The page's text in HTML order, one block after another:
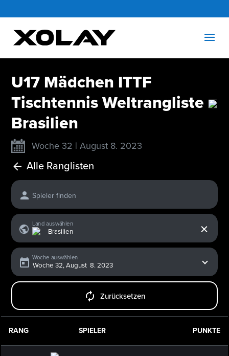
U17 Mädchen ITTF
Tischtennis Weltrangliste
Brasilien
Woche 32 | August 8. 2023
Alle Ranglisten
Spieler finden
Land auswählen
Woche auswählen
Zurücksetzen
RANG SPIELER PUNKTE